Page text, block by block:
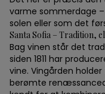
varme sommerdage
solen eller som det
Santa Sofia – Tradition,
Bag vinen står det
siden 1811 har
vine. Vingården
berømte